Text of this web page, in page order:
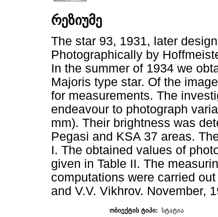
რეზიუმე
The star 93, 1931, later
Photographically by
In the summer of 1934 we
Majoris type star. Of the
for measurements. The
endeavour to photograph
mm). Their brightness was
Pegasi and KSA 37 areas.
I. The obtained values of
given in Table II. The
computations were carried
and V.V. Vikhrov. November,
ობიექტის ტიპი: სტატია